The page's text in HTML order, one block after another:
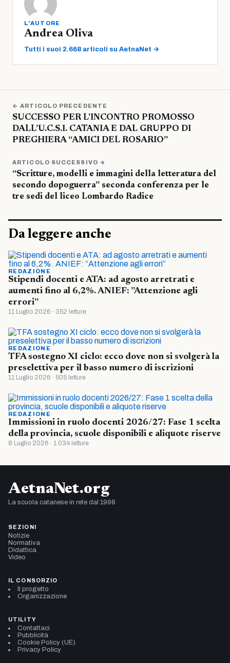
L'AUTORE
Andrea Oliva
Tutti i suoi 2.668 articoli su AetnaNet →
← ARTICOLO PRECEDENTE
SUCCESSO PER L’INCONTRO PROMOSSO
DALL’U.C.S.I. CATANIA E DAL GRUPPO DI
PREGHIERA “AMICI DEL ROSARIO”
ARTICOLO SUCCESSIVO →
“Scritture, modelli e immagini della letteratura del
secondo dopoguerra” seconda conferenza per le
tre sedi del liceo Lombardo Radice
Da leggere anche
REDAZIONE
Stipendi docenti e ATA: ad agosto arretrati e
aumenti fino al 6,2%. ANIEF: ”Attenzione agli
errori”
11 Luglio 2026 · 352 letture
REDAZIONE
TFA sostegno XI ciclo: ecco dove non si svolgerà la
preselettiva per il basso numero di iscrizioni
11 Luglio 2026 · 505 letture
REDAZIONE
Immissioni in ruolo docenti 2026/27: Fase 1 scelta
della provincia, scuole disponibili e aliquote riserve
8 Luglio 2026 · 1.034 letture
AetnaNet.org
La scuola catanese in rete dal 1998
SEZIONI
Notizie
Normativa
Didattica
Video
IL CONSORZIO
Il progetto
Organizzazione
UTILITY
Contattaci
Pubblicità
Cookie Policy (UE)
Privacy Policy